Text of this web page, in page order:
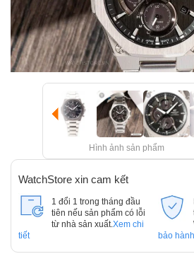
Hình ảnh sản phẩm
WatchStore xin cam kết
1 đổi 1 trong tháng đầu
tiên nếu sản phẩm có lỗi
từ nhà sản xuất. Xem chi
tiết
bảo hành